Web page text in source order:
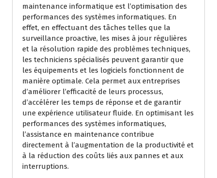
maintenance informatique est l’optimisation des
performances des systèmes informatiques. En
effet, en effectuant des tâches telles que la
surveillance proactive, les mises à jour régulières
et la résolution rapide des problèmes techniques,
les techniciens spécialisés peuvent garantir que
les équipements et les logiciels fonctionnent de
manière optimale. Cela permet aux entreprises
d’améliorer l’efficacité de leurs processus,
d’accélérer les temps de réponse et de garantir
une expérience utilisateur fluide. En optimisant les
performances des systèmes informatiques,
l’assistance en maintenance contribue
directement à l’augmentation de la productivité et
à la réduction des coûts liés aux pannes et aux
interruptions.